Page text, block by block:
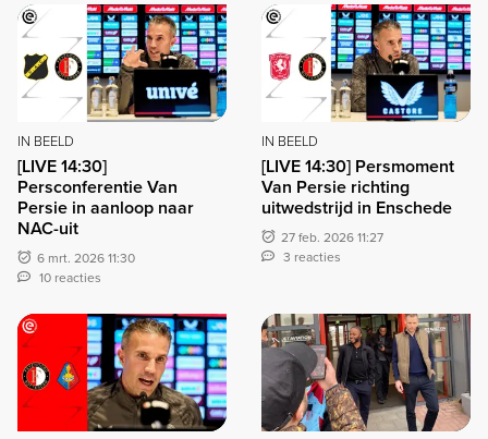
IN BEELD
[LIVE 14:30]
Persconferentie Van
Persie in aanloop naar
NAC-uit
6 mrt. 2026 11:30
10 reacties
IN BEELD
[LIVE 14:30] Persmoment
Van Persie richting
uitwedstrijd in Enschede
27 feb. 2026 11:27
3 reacties